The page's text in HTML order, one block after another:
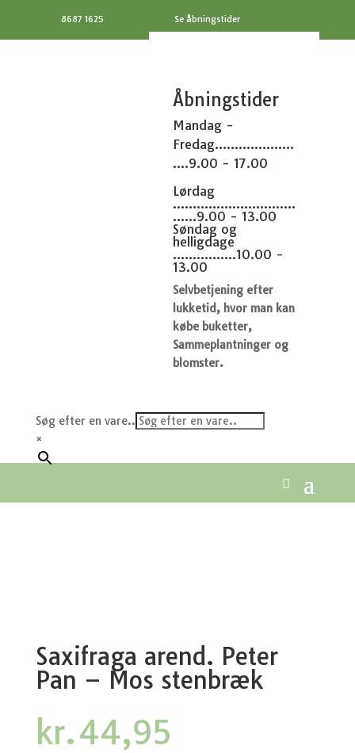
8687 1625 Se åbningstider
Åbningstider
Mandag -
Fredag....................
....9.00 - 17.00
Lørdag
...............................
......9.00 - 13.00
Søndag og
helligdage
................10.00 -
13.00
Selvbetjening efter
lukketid, hvor man kan
købe buketter,
Sammeplantninger og
blomster.
Søg efter en vare..
×
Saxifraga arend. Peter
Pan – Mos stenbræk
kr.44,95